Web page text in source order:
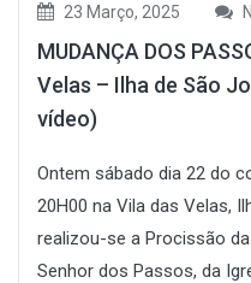
23 Março, 2025
MUDANÇA DOS
Velas – Ilha de São
vídeo)
Ontem sábado dia 22 do
20H00 na Vila das Velas,
realizou-se a Procissão
Senhor dos Passos, da